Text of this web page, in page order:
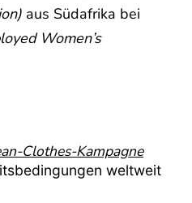
aus Südafrika bei
Women’s
Clothes-Kampagne
weltweit